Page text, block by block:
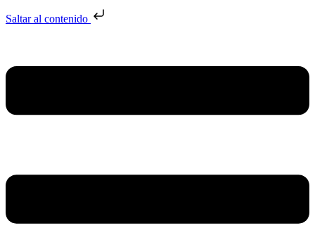
Saltar al contenido